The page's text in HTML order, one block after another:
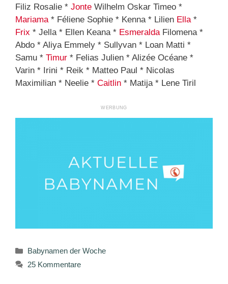
Filiz Rosalie * Jonte Wilhelm Oskar Timeo *
Mariama* Féliene Sophie * Kenna * Lilien Ella*
Frix * Jella * Ellen Keana * EsmeraldaFilomena *
Abdo * Aliya Emmely * Sullyvan * Loan Matti *
Samu * Timur * Felias Julien * Alizée Océane *
Varin * Irini * Reik * Matteo Paul * Nicolas
Maximilian * Neelie * Caitlin * Matija * Lene Tiril
Kategorien
Babynamen der Woche
25 Kommentare